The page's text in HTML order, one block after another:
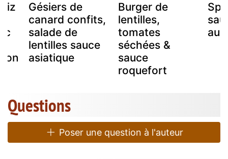
riz
Gésiers de
canard confits,
salade de
lentilles sauce
asiatique
Burger de
lentilles,
tomates
séchées &
sauce
roquefort
Questions
Poser une question à l'auteur